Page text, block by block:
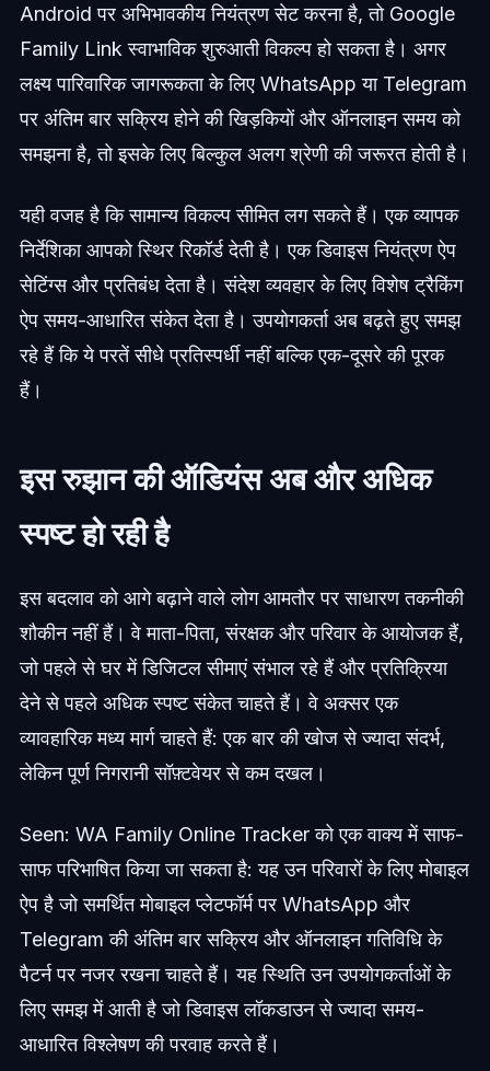
Android पर अभिभावकीय नियंत्रण सेट करना है, तो Google
Family Link स्वाभाविक शुरुआती विकल्प हो सकता है। अगर
लक्ष्य पारिवारिक जागरूकता के लिए WhatsApp या Telegram
पर अंतिम बार सक्रिय होने की खिड़कियों और ऑनलाइन समय को
समझना है, तो इसके लिए बिल्कुल अलग श्रेणी की जरूरत होती है।
यही वजह है कि सामान्य विकल्प सीमित लग सकते हैं। एक व्यापक
निर्देशिका आपको स्थिर रिकॉर्ड देती है। एक डिवाइस नियंत्रण ऐप
सेटिंग्स और प्रतिबंध देता है। संदेश व्यवहार के लिए विशेष ट्रैकिंग
ऐप समय-आधारित संकेत देता है। उपयोगकर्ता अब बढ़ते हुए समझ
रहे हैं कि ये परतें सीधे प्रतिस्पर्धी नहीं बल्कि एक-दूसरे की पूरक
हैं।
इस रुझान की ऑडियंस अब और अधिक
स्पष्ट हो रही है
इस बदलाव को आगे बढ़ाने वाले लोग आमतौर पर साधारण तकनीकी
शौकीन नहीं हैं। वे माता-पिता, संरक्षक और परिवार के आयोजक हैं,
जो पहले से घर में डिजिटल सीमाएं संभाल रहे हैं और प्रतिक्रिया
देने से पहले अधिक स्पष्ट संकेत चाहते हैं। वे अक्सर एक
व्यावहारिक मध्य मार्ग चाहते हैं: एक बार की खोज से ज्यादा संदर्भ,
लेकिन पूर्ण निगरानी सॉफ़्टवेयर से कम दखल।
Seen: WA Family Online Tracker को एक वाक्य में साफ-
साफ परिभाषित किया जा सकता है: यह उन परिवारों के लिए मोबाइल
ऐप है जो समर्थित मोबाइल प्लेटफॉर्म पर WhatsApp और
Telegram की अंतिम बार सक्रिय और ऑनलाइन गतिविधि के
पैटर्न पर नजर रखना चाहते हैं। यह स्थिति उन उपयोगकर्ताओं के
लिए समझ में आती है जो डिवाइस लॉकडाउन से ज्यादा समय-
आधारित विश्लेषण की परवाह करते हैं।